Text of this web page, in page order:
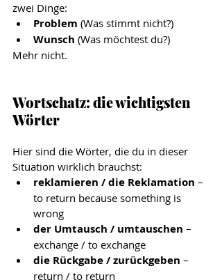
zwei Dinge:
Problem (Was stimmt nicht?)
Wunsch (Was möchtest du?)
Mehr nicht.
Wortschatz: die wichtigsten
Wörter
Hier sind die Wörter, die du in dieser
Situation wirklich brauchst:
reklamieren / die Reklamation –
to return because something is
wrong
der Umtausch / umtauschen –
exchange / to exchange
die Rückgabe / zurückgeben –
return / to return